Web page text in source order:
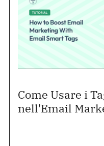
Come Usare i
nell'Email